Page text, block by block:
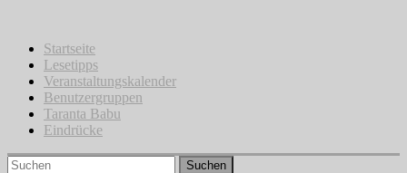
springenStartseite
Lesetipps
Veranstaltungskalender
Benutzergruppen
Taranta Babu
Eindrücke
Suchen